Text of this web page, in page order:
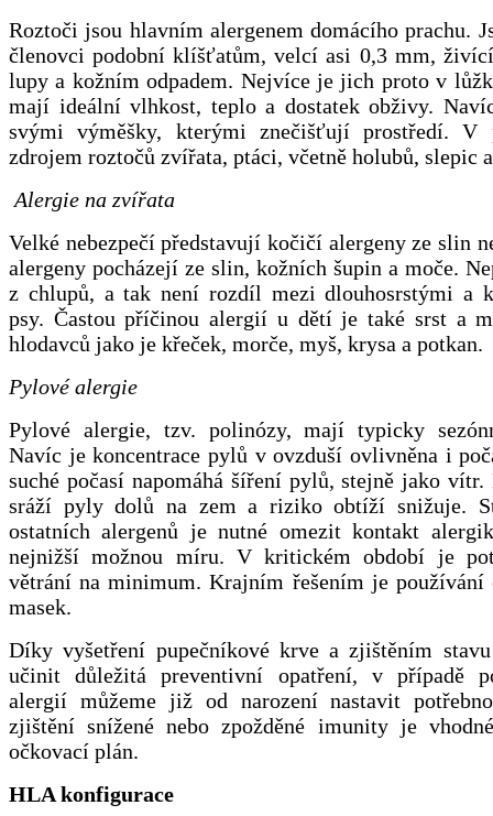
Roztoči jsou hlavním alergenem domácího prachu.
členovci podobní klíšťatům, velcí asi 0,3 mm,
lupy a kožním odpadem. Nejvíce je jich proto v
mají ideální vlhkost, teplo a dostatek obživy.
svými výměšky, kterými znečišťují prostředí. V
zdrojem roztočů zvířata, ptáci, včetně holubů, slepic
Alergie na zvířata
Velké nebezpečí představují kočičí alergeny ze slin
alergeny pocházejí ze slin, kožních šupin a moče.
z chlupů, a tak není rozdíl mezi dlouhosrstými a
psy. Častou příčinou alergií u dětí je také srst a
hlodavců jako je křeček, morče, myš, krysa a potkan.
Pylové alergie
Pylové alergie, tzv. polinózy, mají typicky
Navíc je koncentrace pylů v ovzduší ovlivněna i
suché počasí napomáhá šíření pylů, stejně jako vítr.
sráží pyly dolů na zem a riziko obtíží snižuje.
ostatních alergenů je nutné omezit kontakt
nejnižší možnou míru. V kritickém období je
větrání na minimum. Krajním řešením je používání
masek.
Díky vyšetření pupečníkové krve a zjištěním
učinit důležitá preventivní opatření, v případě
alergií můžeme již od narození nastavit
zjištění snížené nebo zpožděné imunity je
očkovací plán.
HLA konfigurace